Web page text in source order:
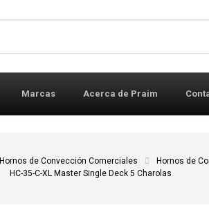
Marcas Acerca de Praim
Hornos de Convección Comerciales Hornos de
HC-35-C-XL Master Single Deck 5 Charolas